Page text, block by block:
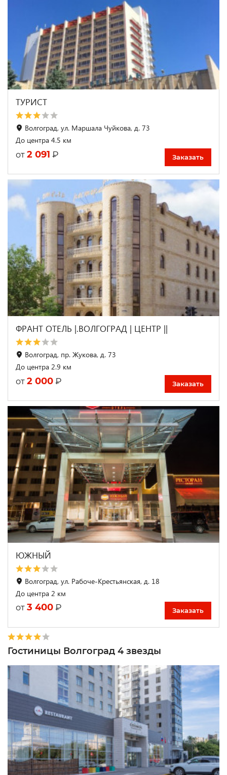
ТУРИСТ
Волгоград, ул. Маршала Чуйкова, д. 73
До центра 4.5 км
от 2 091 ₽ Заказать
ФРАНТ ОТЕЛЬ |.ВОЛГОГРАД | ЦЕНТР ||
Волгоград, пр. Жукова, д. 73
До центра 2.9 км
от 2 000 ₽ Заказать
ЮЖНЫЙ
Волгоград, ул. Рабоче-Крестьянская, д. 18
До центра 2 км
от 3 400 ₽ Заказать
Гостиницы Волгоград 4 звезды